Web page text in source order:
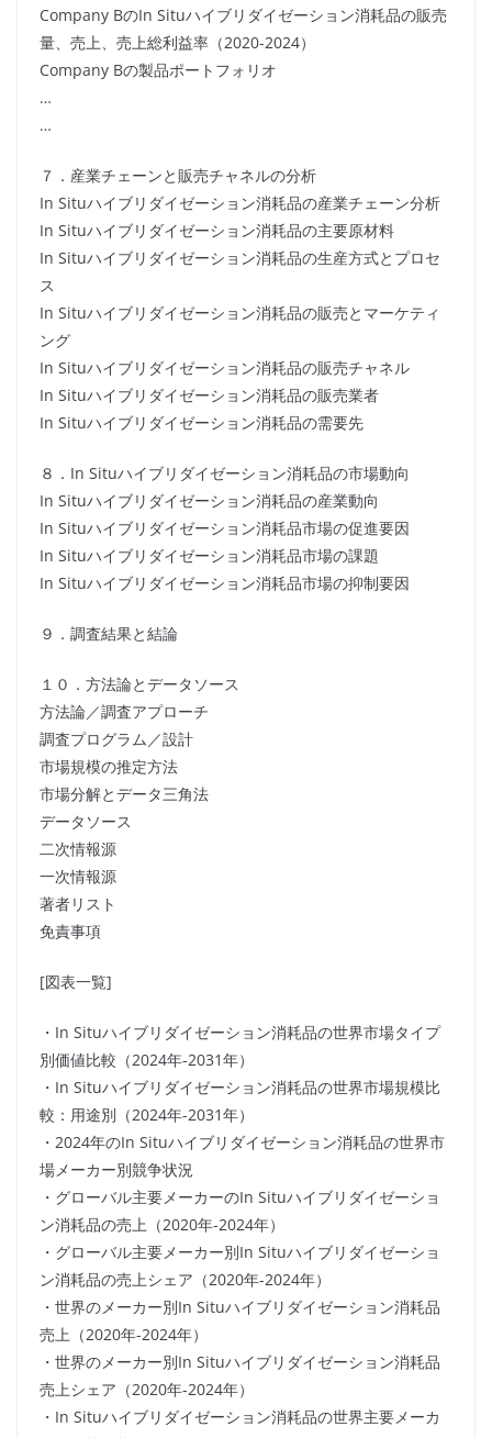
Company BのIn Situハイブリダイゼーション消耗品の販売
量、売上、売上総利益率（2020-2024）
Company Bの製品ポートフォリオ
…
…
７．産業チェーンと販売チャネルの分析
In Situハイブリダイゼーション消耗品の産業チェーン分析
In Situハイブリダイゼーション消耗品の主要原材料
In Situハイブリダイゼーション消耗品の生産方式とプロセ
ス
In Situハイブリダイゼーション消耗品の販売とマーケティ
ング
In Situハイブリダイゼーション消耗品の販売チャネル
In Situハイブリダイゼーション消耗品の販売業者
In Situハイブリダイゼーション消耗品の需要先
８．In Situハイブリダイゼーション消耗品の市場動向
In Situハイブリダイゼーション消耗品の産業動向
In Situハイブリダイゼーション消耗品市場の促進要因
In Situハイブリダイゼーション消耗品市場の課題
In Situハイブリダイゼーション消耗品市場の抑制要因
９．調査結果と結論
１０．方法論とデータソース
方法論／調査アプローチ
調査プログラム／設計
市場規模の推定方法
市場分解とデータ三角法
データソース
二次情報源
一次情報源
著者リスト
免責事項
[図表一覧]
・In Situハイブリダイゼーション消耗品の世界市場タイプ
別価値比較（2024年-2031年）
・In Situハイブリダイゼーション消耗品の世界市場規模比
較：用途別（2024年-2031年）
・2024年のIn Situハイブリダイゼーション消耗品の世界市
場メーカー別競争状況
・グローバル主要メーカーのIn Situハイブリダイゼーショ
ン消耗品の売上（2020年-2024年）
・グローバル主要メーカー別In Situハイブリダイゼーショ
ン消耗品の売上シェア（2020年-2024年）
・世界のメーカー別In Situハイブリダイゼーション消耗品
売上（2020年-2024年）
・世界のメーカー別In Situハイブリダイゼーション消耗品
売上シェア（2020年-2024年）
・In Situハイブリダイゼーション消耗品の世界主要メーカ